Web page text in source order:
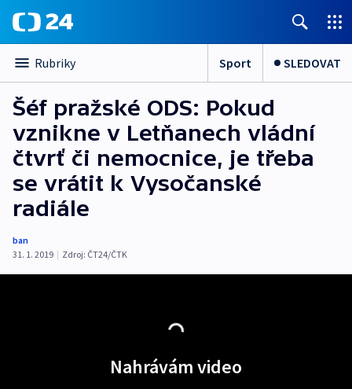
Rubriky Sport SLEDOVAT
Šéf pražské ODS: Pokud
vznikne v Letňanech vládní
čtvrť či nemocnice, je třeba
se vrátit k Vysočanské
radiále
ban
31. 1. 2019 | Zdroj: ČT24/ČTK
Nahrávám video